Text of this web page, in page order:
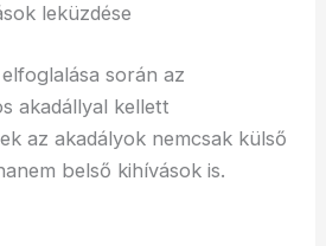
leküzdése
során az
akadállyal kellett
az akadályok nemcsak külső
belső kihívások is.